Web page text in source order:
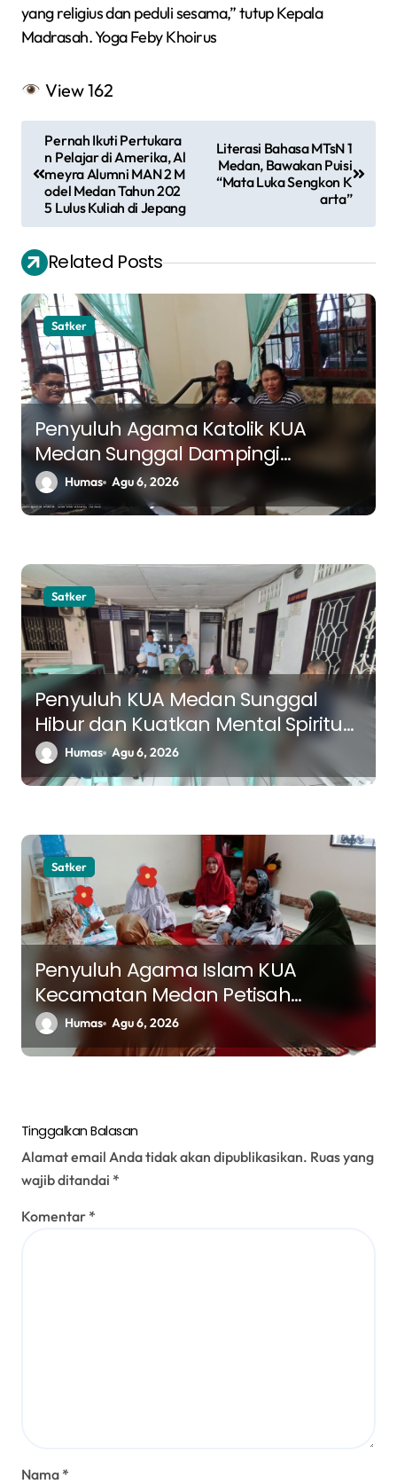
yang religius dan peduli sesama,” tutup Kepala
Madrasah. Yoga Feby Khoirus
View162
a
i
g
a
s
i
p
o
Pernah Ikuti Pertukara
n Pelajar di Amerika, Al
meyra Alumni MAN 2 M
odel Medan Tahun 202
5 Lulus Kuliah di Jepang
Literasi Bahasa MTsN 1
Medan, Bawakan Puisi
“Mata Luka Sengkon K
arta”
Related Posts
Satker
Penyuluh Agama Katolik KUA
Medan Sunggal Dampingi
Pasangan Suami Istri dalam
Praktik Ritus Baptis Bayi
Humas Agu 6, 2026
Satker
Penyuluh KUA Medan Sunggal
Hibur dan Kuatkan Mental Spiritual
Pasien RS Jiwa Bina Karsa
Humas Agu 6, 2026
Satker
Penyuluh Agama Islam KUA
Kecamatan Medan Petisah
Berikan Bimbingan kepada Pasien
LRPPN tentang Visi dan Misi dalam
Humas Agu 6, 2026
Tinggalkan Balasan
Alamat email Anda tidak akan dipublikasikan. Ruas yang
wajib ditandai *
Komentar *
Nama *